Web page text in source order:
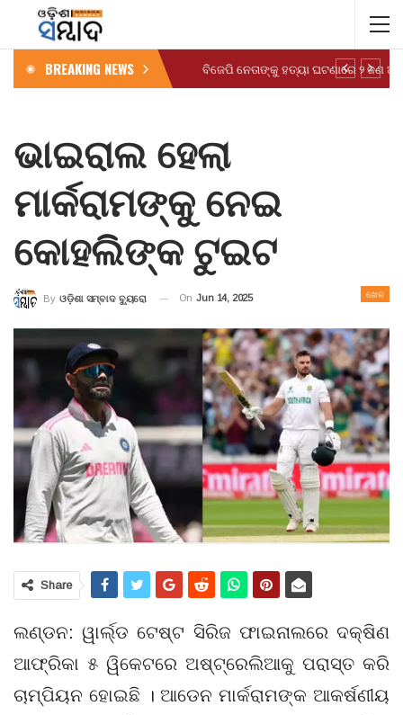
BREAKING NEWS ବିଜେପି ନେତାଙ୍କୁ ହତ୍ୟା ଘଟଣାରେ ୨ ଜଣ
ଭାଇରାଲ ହେଲା
ମାର୍କରାମଙ୍କୁ ନେଇ
କୋହଲିଙ୍କ ଟୁଇଟ
ଖେଳ
By ଓଡ଼ିଶା ସମ୍ବାଦ ବ୍ୟୁରୋ On Jun 14, 2025
Share
ଲଣ୍ଡନ: ୱାର୍ଲ୍ଡ ଟେଷ୍ଟ ସିରିଜ ଫାଇନାଲରେ ଦକ୍ଷିଣ
ଆଫ୍ରିକା ୫ ୱିକେଟରେ ଅଷ୍ଟ୍ରେଲିଆକୁ ପରାସ୍ତ କରି
ଚାମ୍ପିୟନ ହୋଇଛି । ଆଡେନ ମାର୍କରାମଙ୍କ ଆକର୍ଷଣୀୟ